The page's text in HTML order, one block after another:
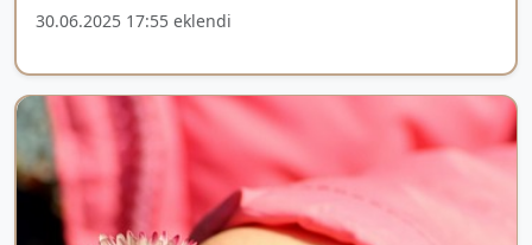
30.06.2025 17:55 eklendi